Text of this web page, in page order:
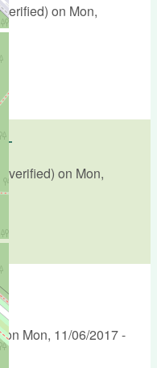
on Mon,
verified) on Mon,
on Mon, 11/06/2017 -